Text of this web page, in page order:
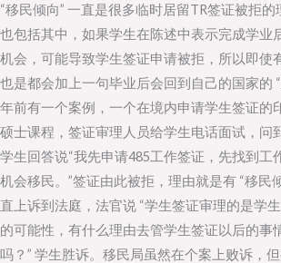
“移民倾向” 一直是很多临时居留TR签证被拒
也包括其中，如果学生在陈述中表示完成学业
机会，可能导致学生签证申请被拒，所以即使
也是都会加上一句毕业后会回到自己的国家的
年前有一个案例，一个在境内申请学生签证的
硕士课程，签证审理人员给学生电话面试，问
学生回答说“我先申请485工作签证，先找到工
机会移民。”签证由此被拒，理由就是有 “移民
直上诉到法庭，法官说 “学生签证审理的是学
的可能性，有什么理由去管学生签证以后的事
吗？” 学生胜诉。移民局虽然在个案上败诉，
是
学
生
签
证
的
拒
签
理
由